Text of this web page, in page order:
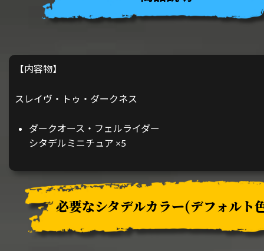
【内容物】
スレイヴ・トゥ・ダークネス
ダークオース・フェルライダー
シタデルミニチュア ×5
必要なシタデルカラー(デフォルト